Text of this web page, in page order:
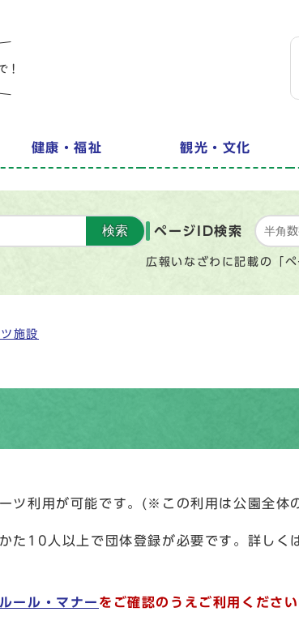
健康・福祉 観光・文化
検索 ページID検索
広報いなざわに記載の「
施設
ツ利用が可能です。(※この利用は公園全体
た10人以上で団体登録が必要です。詳しく
ール・マナー をご確認のうえご利用ください